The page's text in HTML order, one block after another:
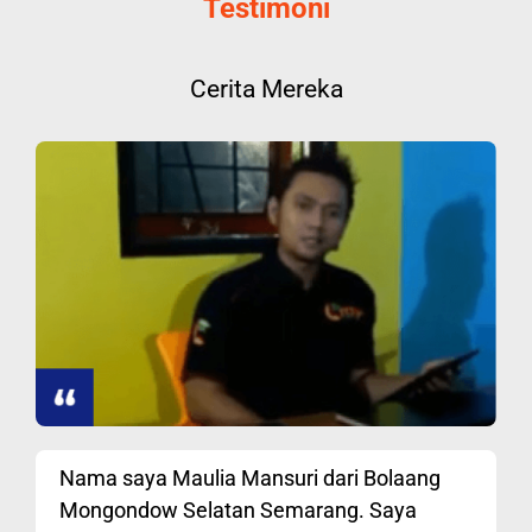
Testimoni
Cerita Mereka
Nama saya Maulia Mansuri dari Bolaang
Mongondow Selatan Semarang. Saya